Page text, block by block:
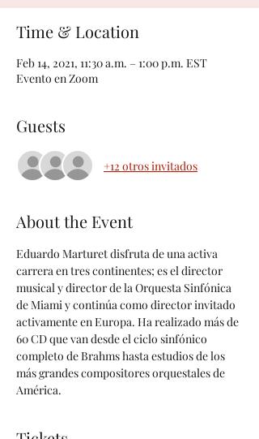
Time & Location
Feb 14, 2021, 11:30 a.m. – 1:00 p.m. EST
Evento en Zoom
Guests
+12 otros invitados
About the Event
Eduardo Marturet disfruta de una activa
carrera en tres continentes; es el director
musical y director de la Orquesta Sinfónica
de Miami y continúa como director invitado
activamente en Europa. Ha realizado más de
60 CD que van desde el ciclo sinfónico
completo de Brahms hasta estudios de los
más grandes compositores orquestales de
América.